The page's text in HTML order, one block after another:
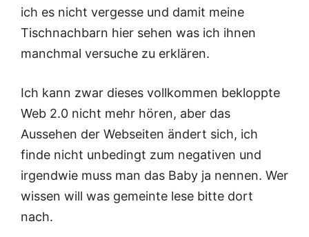
ich es nicht vergesse und damit meine
Tischnachbarn hier sehen was ich ihnen
manchmal versuche zu erklären.
Ich kann zwar dieses vollkommen bekloppte
Web 2.0 nicht mehr hören, aber das
Aussehen der Webseiten ändert sich, ich
finde nicht unbedingt zum negativen und
irgendwie muss man das Baby ja nennen. Wer
wissen will was gemeinte lese bitte dort
nach.